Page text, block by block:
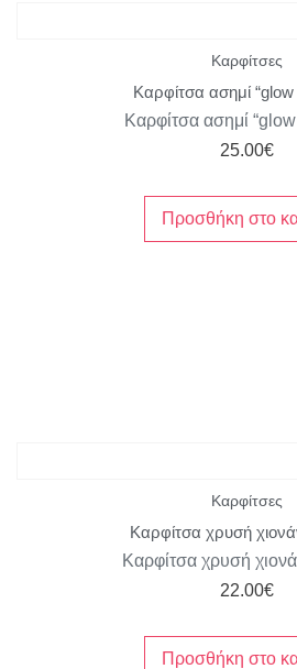
Καρφίτσες
Καρφίτσα ασημί “glow
Καρφίτσα ασημί
25.00€
Προσθήκη στο
Καρφίτσες
Καρφίτσα χρυσή
Καρφίτσα χρυσή
22.00€
Προσθήκη στο